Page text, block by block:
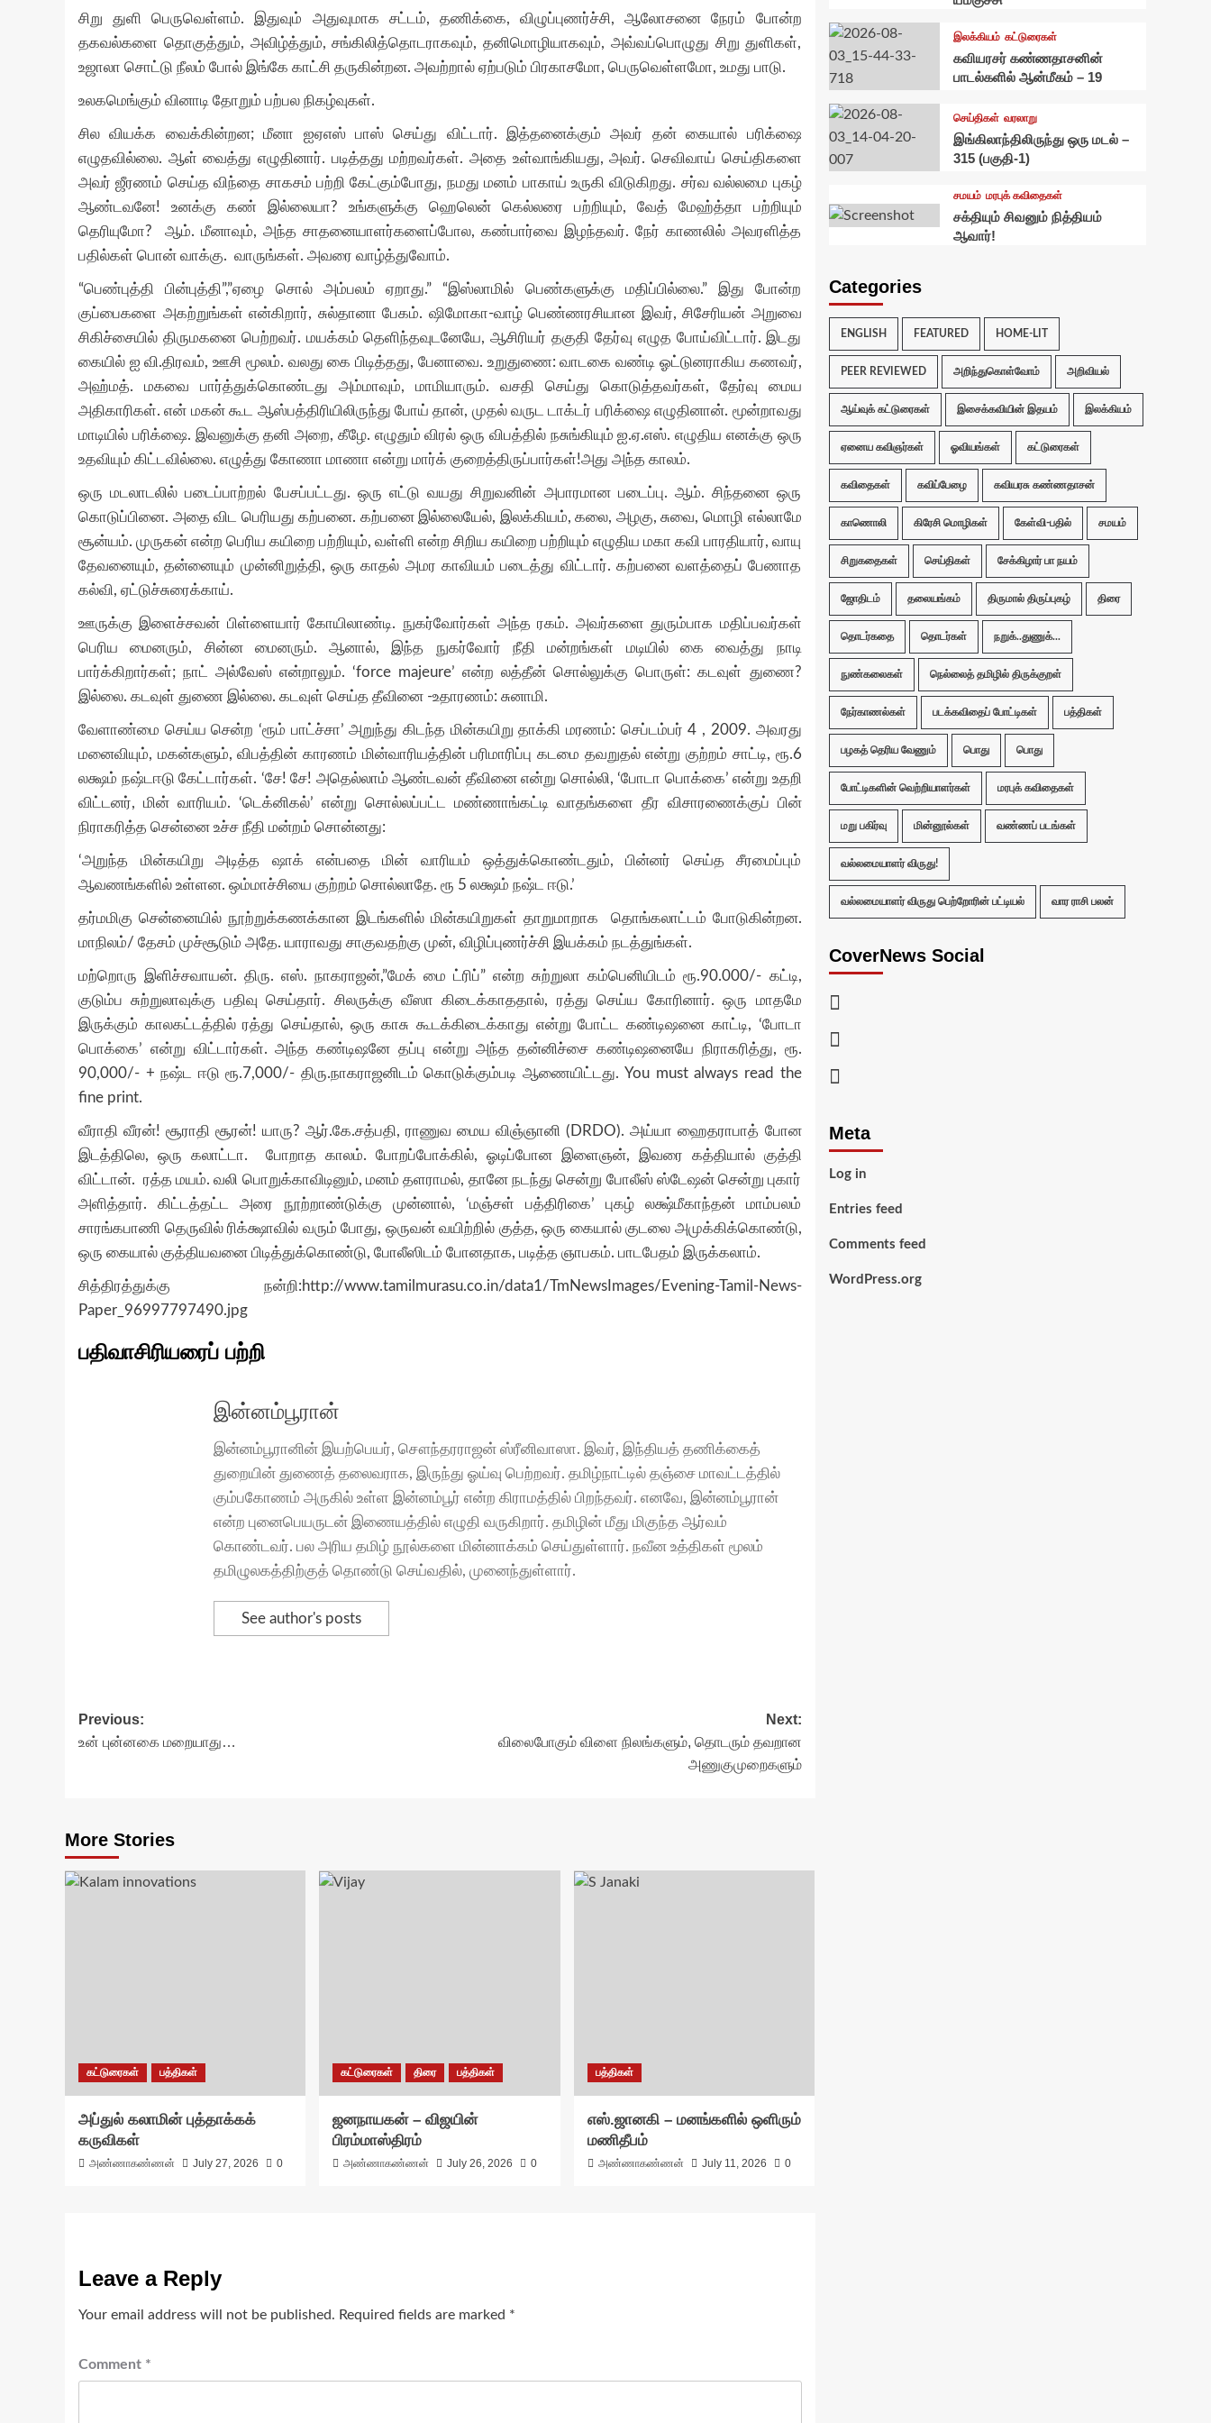
சிறு துளி பெருவெள்ளம். இதுவும் அதுவுமாக சட்டம், தணிக்கை, விழுப்புணர்ச்சி, ஆலோசனை நேரம் போன்ற
தகவல்களை தொகுத்தும், அவிழ்த்தும், சங்கிலித்தொடராகவும், தனிமொழியாகவும், அவ்வப்பொழுது சிறு துளிகள்,
உஜாலா சொட்டு நீலம் போல் இங்கே காட்சி தருகின்றன. அவற்றால் ஏற்படும் பிரகாசமோ, பெருவெள்ளமோ, உமது பாடு.
உலகமெங்கும் வினாடி தோறும் பற்பல நிகழ்வுகள்.
சில வியக்க வைக்கின்றன; மீனா ஐஏஎஸ் பாஸ் செய்து விட்டார். இத்தனைக்கும் அவர் தன் கையால் பரிக்ஷை
எழுதவில்லை. ஆள் வைத்து எழுதினார். படித்தது மற்றவர்கள். அதை உள்வாங்கியது, அவர். செவிவாய் செய்திகளை
அவர் ஜீரணம் செய்த விந்தை சாகசம் பற்றி கேட்கும்போது, நமது மனம் பாகாய் உருகி விடுகிறது. சர்வ வல்லமை புகழ்
ஆண்டவனே! உனக்கு கண் இல்லையா? உங்களுக்கு ஹெலென் கெல்லரை பற்றியும், வேத் மேஹ்த்தா பற்றியும்
தெரியுமோ? ஆம். மீனாவும், அந்த சாதனையாளர்களைப்போல, கண்பார்வை இழந்தவர். நேர் காணலில் அவரளித்த
பதில்கள் பொன் வாக்கு. வாருங்கள். அவரை வாழ்த்துவோம்.
“பெண்புத்தி பின்புத்தி”,”ஏழை சொல் அம்பலம் ஏறாது.” “இஸ்லாமில் பெண்களுக்கு மதிப்பில்லை.” இது போன்ற
குப்பைகளை அகற்றுங்கள் என்கிறார், சுல்தானா பேகம். ஷிமோகா-வாழ் பெண்ணரசியான இவர், சிசேரியன் அறுவை
சிகிச்சையில் திருமகனை பெற்றவர். மயக்கம் தெளிந்தவுடனேயே, ஆசிரியர் தகுதி தேர்வு எழுத போய்விட்டார். இடது
கையில் ஐ வி.திரவம், ஊசி மூலம். வலது கை பிடித்தது, பேனாவை. உறுதுணை: வாடகை வண்டி ஓட்டுனராகிய கணவர்,
அஹ்மத். மகவை பார்த்துக்கொண்டது அம்மாவும், மாமியாரும். வசதி செய்து கொடுத்தவர்கள், தேர்வு மைய
அதிகாரிகள். என் மகன் கூட ஆஸ்பத்திரியிலிருந்து போய் தான், முதல் வருட டாக்டர் பரிக்ஷை எழுதினான். மூன்றாவது
மாடியில் பரிக்ஷை. இவனுக்கு தனி அறை, கீழே. எழுதும் விரல் ஒரு விபத்தில் நசுங்கியும் ஐ.ஏ.எஸ். எழுதிய எனக்கு ஒரு
உதவியும் கிட்டவில்லை. எழுத்து கோணா மாணா என்று மார்க் குறைத்திருப்பார்கள்!அது அந்த காலம்.
ஒரு மடலாடலில் படைப்பாற்றல் பேசப்பட்டது. ஒரு எட்டு வயது சிறுவனின் அபாரமான படைப்பு. ஆம். சிந்தனை ஒரு
கொடுப்பினை. அதை விட பெரியது கற்பனை. கற்பனை இல்லையேல், இலக்கியம், கலை, அழகு, சுவை, மொழி எல்லாமே
சூன்யம். முருகன் என்ற பெரிய கயிறை பற்றியும், வள்ளி என்ற சிறிய கயிறை பற்றியும் எழுதிய மகா கவி பாரதியார், வாயு
தேவனையும், தன்னையும் முன்னிறுத்தி, ஒரு காதல் அமர காவியம் படைத்து விட்டார். கற்பனை வளத்தைப் பேணாத
கல்வி, ஏட்டுச்சுரைக்காய்.
ஊருக்கு இளைச்சவன் பிள்ளையார் கோயிலாண்டி. நுகர்வோர்கள் அந்த ரகம். அவர்களை துரும்பாக மதிப்பவர்கள்
பெரிய மைனரும், சின்ன மைனரும். ஆனால், இந்த நுகர்வோர் நீதி மன்றங்கள் மடியில் கை வைத்து நாடி
பார்க்கிறார்கள்; நாட் அல்வேஸ் என்றாலும். ‘force majeure’ என்ற லத்தீன் சொல்லுக்கு பொருள்: கடவுள் துணை?
இல்லை. கடவுள் துணை இல்லை. கடவுள் செய்த தீவினை -உதாரணம்: சுனாமி.
வேளாண்மை செய்ய சென்ற ‘ரூம் பாட்ச்சா’ அறுந்து கிடந்த மின்கயிறு தாக்கி மரணம்: செப்டம்பர் 4 , 2009. அவரது
மனைவியும், மகன்களும், விபத்தின் காரணம் மின்வாரியத்தின் பரிமாரிப்பு கடமை தவறுதல் என்று குற்றம் சாட்டி, ரூ.6
லக்ஷம் நஷ்டஈடு கேட்டார்கள். ‘சே! சே! அதெல்லாம் ஆண்டவன் தீவினை என்று சொல்லி, ‘போடா பொக்கை’ என்று உதறி
விட்டனர், மின் வாரியம். ‘டெக்னிகல்’ என்று சொல்லப்பட்ட மண்ணாங்கட்டி வாதங்களை தீர விசாரணைக்குப் பின்
நிராகரித்த சென்னை உச்ச நீதி மன்றம் சொன்னது:
‘அறுந்த மின்கயிறு அடித்த ஷாக் என்பதை மின் வாரியம் ஒத்துக்கொண்டதும், பின்னர் செய்த சீரமைப்பும்
ஆவணங்களில் உள்ளன. ஒம்மாச்சியை குற்றம் சொல்லாதே. ரூ 5 லக்ஷம் நஷ்ட ஈடு.’
தர்மமிகு சென்னையில் நூற்றுக்கணக்கான இடங்களில் மின்கயிறுகள் தாறுமாறாக தொங்கலாட்டம் போடுகின்றன.
மாநிலம்/ தேசம் முச்சூடும் அதே. யாராவது சாகுவதற்கு முன், விழிப்புணர்ச்சி இயக்கம் நடத்துங்கள்.
மற்றொரு இளிச்சவாயன். திரு. எஸ். நாகராஜன்,”மேக் மை ட்ரிப்” என்ற சுற்றுலா கம்பெனியிடம் ரூ.90.000/- கட்டி,
குடும்ப சுற்றுலாவுக்கு பதிவு செய்தார். சிலருக்கு வீஸா கிடைக்காததால், ரத்து செய்ய கோரினார். ஒரு மாதமே
இருக்கும் காலகட்டத்தில் ரத்து செய்தால், ஒரு காசு கூடக்கிடைக்காது என்று போட்ட கண்டிஷனை காட்டி, ‘போடா
பொக்கை’ என்று விட்டார்கள். அந்த கண்டிஷனே தப்பு என்று அந்த தன்னிச்சை கண்டிஷனையே நிராகரித்து, ரூ.
90,000/- + நஷ்ட ஈடு ரூ.7,000/- திரு.நாகராஜனிடம் கொடுக்கும்படி ஆணையிட்டது. You must always read the
fine print.
வீராதி வீரன்! சூராதி சூரன்! யாரு? ஆர்.கே.சத்பதி, ராணுவ மைய விஞ்ஞானி (DRDO). அய்யா ஹைதராபாத் போன
இடத்திலெ, ஒரு கலாட்டா. போறாத காலம். போறப்போக்கில், ஓடிப்போன இளைஞன், இவரை கத்தியால் குத்தி
விட்டான். ரத்த மயம். வலி பொறுக்காவிடினும், மனம் தளராமல், தானே நடந்து சென்று போலீஸ் ஸ்டேஷன் சென்று புகார்
அளித்தார். கிட்டத்தட்ட அரை நூற்றாண்டுக்கு முன்னால், ‘மஞ்சள் பத்திரிகை’ புகழ் லக்ஷ்மீகாந்தன் மாம்பலம்
சாரங்கபாணி தெருவில் ரிக்க்ஷாவில் வரும் போது, ஒருவன் வயிற்றில் குத்த, ஒரு கையால் குடலை அமுக்கிக்கொண்டு,
ஒரு கையால் குத்தியவனை பிடித்துக்கொண்டு, போலீஸிடம் போனதாக, படித்த ஞாபகம். பாடபேதம் இருக்கலாம்.
சித்திரத்துக்கு நன்றி:http://www.tamilmurasu.co.in/data1/TmNewsImages/Evening-Tamil-News-
Paper_96997797490.jpg
பதிவாசிரியரைப் பற்றி
இன்னம்பூரான்
இன்னம்பூரானின் இயற்பெயர், சௌந்தரராஜன் ஸ்ரீனிவாஸா. இவர், இந்தியத் தணிக்கைத்
துறையின் துணைத் தலைவராக, இருந்து ஓய்வு பெற்றவர். தமிழ்நாட்டில் தஞ்சை மாவட்டத்தில்
கும்பகோணம் அருகில் உள்ள இன்னம்பூர் என்ற கிராமத்தில் பிறந்தவர். எனவே, இன்னம்பூரான்
என்ற புனைபெயருடன் இணையத்தில் எழுதி வருகிறார். தமிழின் மீது மிகுந்த ஆர்வம்
கொண்டவர். பல அரிய தமிழ் நூல்களை மின்னாக்கம் செய்துள்ளார். நவீன உத்திகள் மூலம்
தமிழுலகத்திற்குத் தொண்டு செய்வதில், முனைந்துள்ளார்.
See author's posts
Post
navigation
Previous:
உன் புன்னகை மறையாது…
Next:
விலைபோகும் விளை நிலங்களும், தொடரும் தவறான
அணுகுமுறைகளும்
More Stories
கட்டுரைகள் பத்திகள்
அப்துல் கலாமின் புத்தாக்கக்
கருவிகள்
அண்ணாகண்ணன் July 27, 2026 0
கட்டுரைகள் திரை பத்திகள்
ஜனநாயகன் – விஜயின்
பிரம்மாஸ்திரம்
அண்ணாகண்ணன் July 26, 2026 0
பத்திகள்
எஸ்.ஜானகி – மனங்களில் ஒளிரும்
மணிதீபம்
அண்ணாகண்ணன் July 11, 2026 0
Leave a Reply
Your email address will not be published. Required fields are marked *
Comment *
இலக்கியம் கட்டுரைகள்
கவியரசர் கண்ணதாசனின்
பாடல்களில் ஆன்மீகம் – 19
செய்திகள் வரலாறு
இங்கிலாந்திலிருந்து ஒரு மடல் –
315 (பகுதி-1)
சமயம் மரபுக் கவிதைகள்
சக்தியும் சிவனும் நித்தியம்
ஆவார்!
Categories
ENGLISH FEATURED HOME-LIT
PEER REVIEWED அறிந்துகொள்வோம் அறிவியல்
ஆய்வுக் கட்டுரைகள் இசைக்கவியின் இதயம் இலக்கியம்
ஏனைய கவிஞர்கள் ஓவியங்கள் கட்டுரைகள்
கவிதைகள் கவிப்பேழை கவியரசு கண்ணதாசன்
காணொலி கிரேசி மொழிகள் கேள்வி-பதில் சமயம்
சிறுகதைகள் செய்திகள் சேக்கிழார் பா நயம்
ஜோதிடம் தலையங்கம் திருமால் திருப்புகழ் திரை
தொடர்கதை தொடர்கள் நறுக்..துணுக்...
நுண்கலைகள் நெல்லைத் தமிழில் திருக்குறள்
நேர்காணல்கள் படக்கவிதைப் போட்டிகள் பத்திகள்
பழகத் தெரிய வேணும் பொது பொது
போட்டிகளின் வெற்றியாளர்கள் மரபுக் கவிதைகள்
மறு பகிர்வு மின்னூல்கள் வண்ணப் படங்கள்
வல்லமையாளர் விருது!
வல்லமையாளர் விருது பெற்றோரின் பட்டியல் வார ராசி பலன்
CoverNews Social
Meta
Log in
Entries feed
Comments feed
WordPress.org